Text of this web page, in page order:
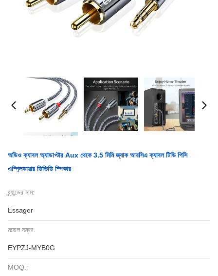
অডিও ক্যাবল অ্যাডাপ্টার Aux থেকে 3.5 মিমি জ্যাক আরসিএ ক্যাবল টিভি পিসি
এম্প্লিফায়ার ডিভিডি স্পিকার
ব্র্যান্ডের নাম:
Essager
মডেল নম্বর:
EYPZJ-MYB0G
MOQ.: